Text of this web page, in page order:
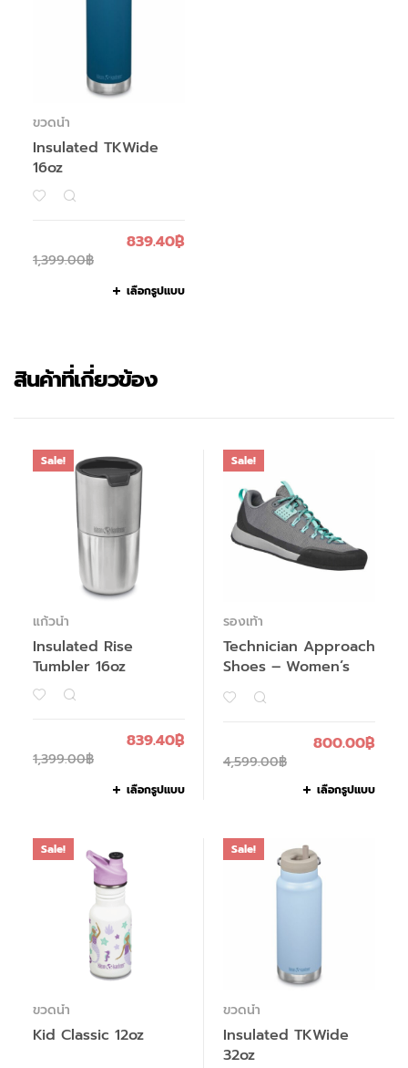
ขวดน้ำ
Insulated TKWide
16oz
1,399.00฿
839.40฿
เลือกรูปแบบ
สินค้าที่เกี่ยวข้อง
Sale!
แก้วน้ำ
Insulated Rise
Tumbler 16oz
1,399.00฿
839.40฿
เลือกรูปแบบ
Sale!
รองเท้า
Technician Approach
Shoes – Women’s
4,599.00฿
800.00฿
เลือกรูปแบบ
Sale!
ขวดน้ำ
Kid Classic 12oz
Sale!
ขวดน้ำ
Insulated TKWide
32oz